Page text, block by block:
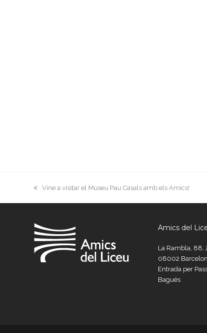
previous
Vine a visitar el Museu Pau Casals amb els Amics!
Amics del
La Rambla, 88,
08002
Entrada per
Bagués